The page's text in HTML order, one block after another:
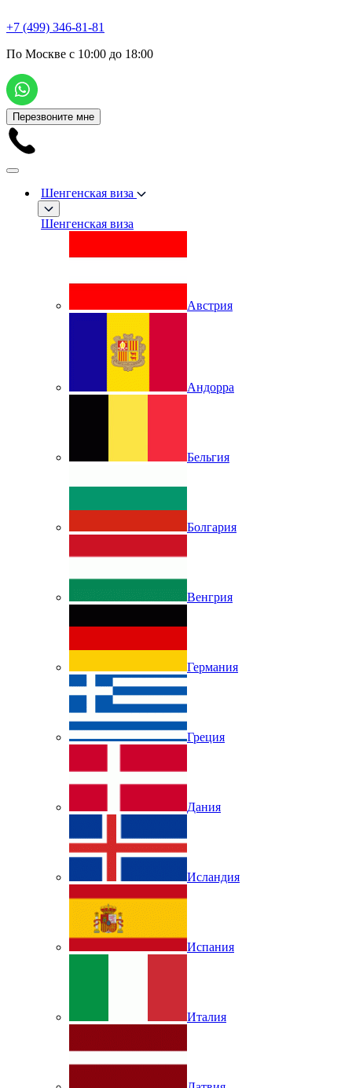
+7 (499) 346-81-81
По Москве с 10:00 до 18:00
Перезвоните мне
Шенгенская виза
Шенгенская виза
Австрия
Андорра
Бельгия
Болгария
Венгрия
Германия
Греция
Дания
Исландия
Испания
Италия